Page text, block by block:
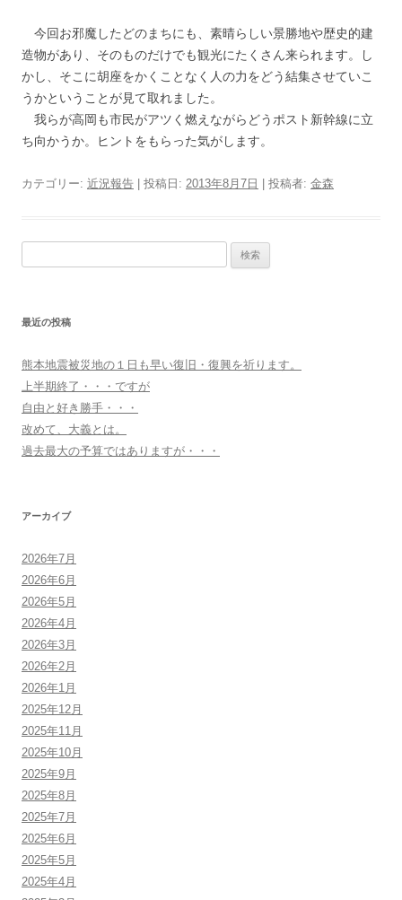
今回お邪魔したどのまちにも、素晴らしい景勝地や歴史的建
造物があり、そのものだけでも観光にたくさん来られます。し
かし、そこに胡座をかくことなく人の力をどう結集させていこ
うかということが見て取れました。
我らが高岡も市民がアツく燃えながらどうポスト新幹線に立
ち向かうか。ヒントをもらった気がします。
カテゴリー: 近況報告 | 投稿日: 2013年8月7日 投稿者: 金森
最近の投稿
熊本地震被災地の１日も早い復旧・復興を祈ります。
上半期終了・・・ですが
自由と好き勝手・・・
改めて、大義とは。
過去最大の予算ではありますが・・・
アーカイブ
2026年7月
2026年6月
2026年5月
2026年4月
2026年3月
2026年2月
2026年1月
2025年12月
2025年11月
2025年10月
2025年9月
2025年8月
2025年7月
2025年6月
2025年5月
2025年4月